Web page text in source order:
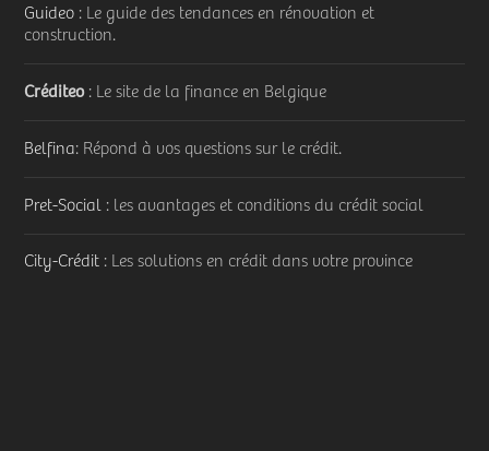
Guideo : Le guide des tendances en rénovation et
construction.
Créditeo: Le site de la finance en Belgique
Belfina: Répond à vos questions sur le crédit.
Pret-Social : les avantages et conditions du crédit social
City-Crédit : Les solutions en crédit dans votre province